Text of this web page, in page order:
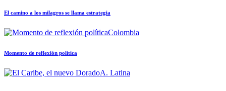
El camino a los milagros se llama estrategia
Colombia
Momento de reflexión política
A. Latina